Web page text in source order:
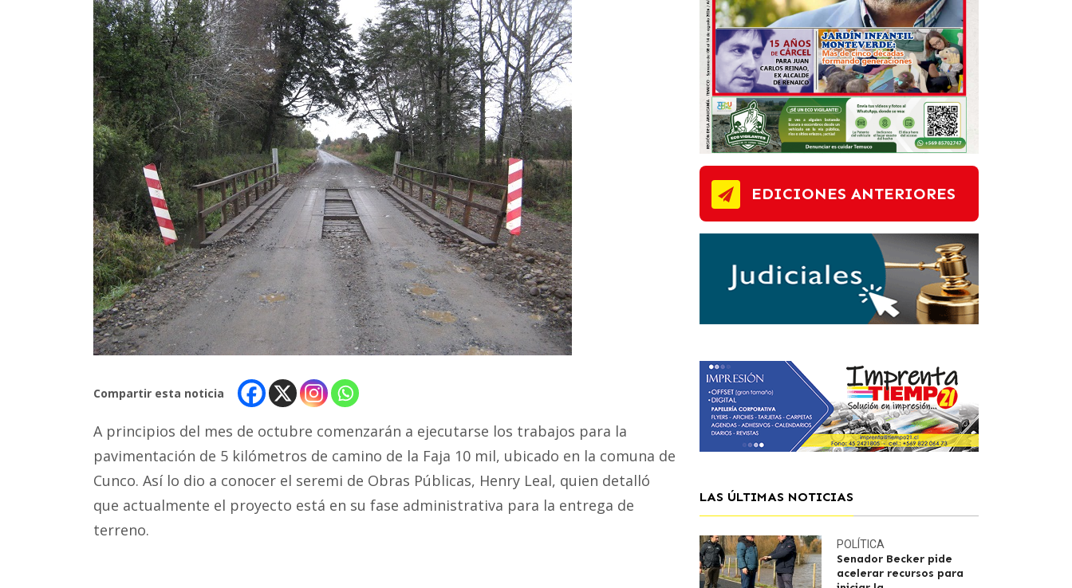
Compartir esta noticia
A principios del mes de octubre comenzarán a ejecutarse los trabajos para la
pavimentación de 5 kilómetros de camino de la Faja 10 mil, ubicado en la comuna de
Cunco. Así lo dio a conocer el seremi de Obras Públicas, Henry Leal, quien detalló
que actualmente el proyecto está en su fase administrativa para la entrega de
terreno.
EDICIONES ANTERIORES
LAS ÚLTIMAS NOTICIAS
POLÍTICA
Senador Becker pide
acelerar recursos para